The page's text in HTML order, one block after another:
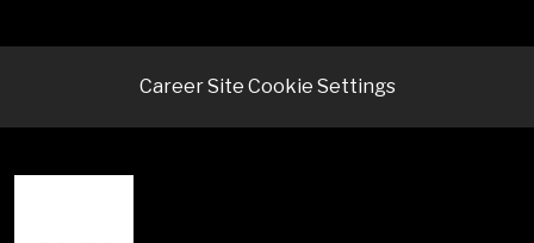
Career Site Cookie Settings